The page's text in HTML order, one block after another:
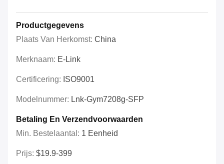
Productgegevens
Plaats Van Herkomst: China
Merknaam: E-Link
Certificering: ISO9001
Modelnummer: Lnk-Gym7208g-SFP
Betaling En Verzendvoorwaarden
Min. Bestelaantal: 1 Eenheid
Prijs: $19.9-399